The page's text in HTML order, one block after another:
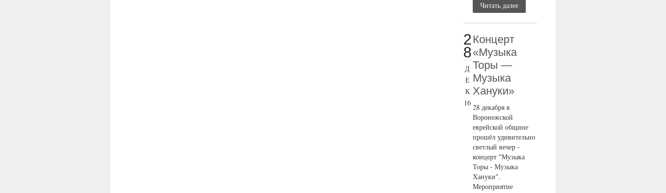
Читать далее
2
8
Д
Е
К
16
Концерт
«Музыка
Торы —
Музыка
Хануки»
28 декабря в
Воронежской
еврейской общине
прошёл удивительно
светлый вечер -
концерт "Музыка
Торы - Музыка
Хануки".
Мероприятие